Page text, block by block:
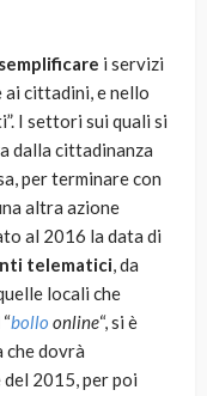
semplificare i servizi
ai cittadini, e nello
I settori sui quali si
dalla cittadinanza
per terminare con
altra azione
al 2016 la data di
telematici, da
locali che
bollo online“, si è
che dovrà
2015, per poi